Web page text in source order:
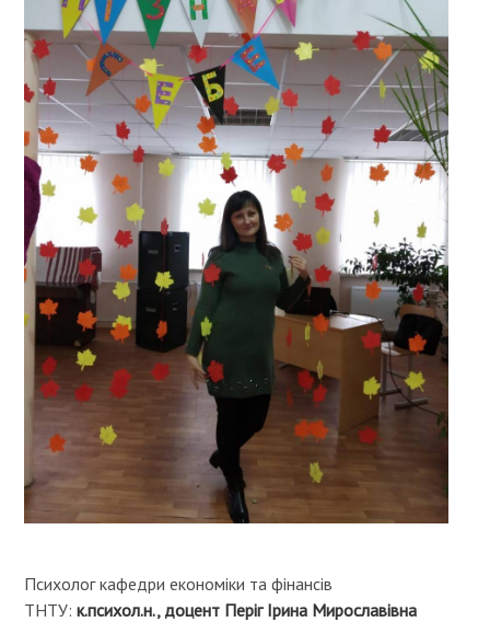
Психолог кафедри економіки та фінансів
ТНТУ: к.психол.н., доцент Періг Ірина Мирославівна